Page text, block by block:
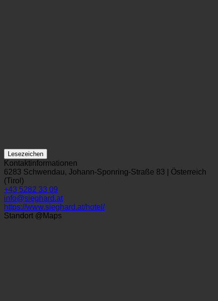
Lesezeichen
Kontaktinformationen
6283 Schwendau, Johann-Sponring-Straße 83 | Österreich
(Tirol)
+43 5282 33 09
info@sieghard.at